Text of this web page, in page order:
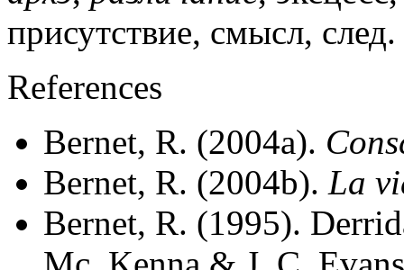
присутствие, смысл, след.
References
Bernet, R. (2004a).
Bernet, R. (2004b). La
Bernet, R. (1995).